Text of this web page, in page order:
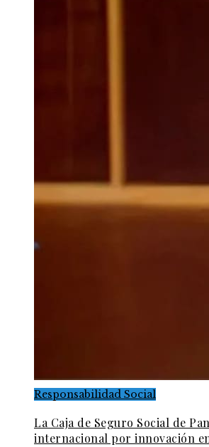
Responsabilidad Social
La Caja de Seguro Social de
internacional por innovación